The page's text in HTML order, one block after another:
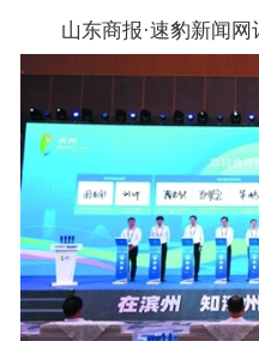
山东商报·速豹新闻